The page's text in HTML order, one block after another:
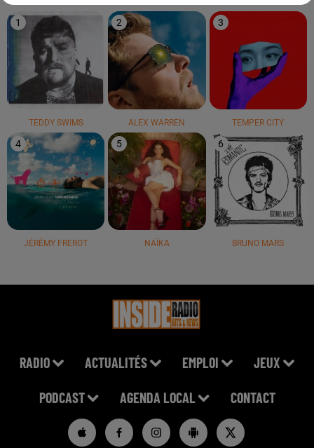
1
TEDDY SWIMS
2
ALEX WARREN
3
TEMPER CITY
4
JÉRÉMY FREROT
5
NAÏKA
6
BRUNO MARS
RADIO ACTUALITÉS EMPLOI JEUX
PODCAST AGENDA LOCAL CONTACT